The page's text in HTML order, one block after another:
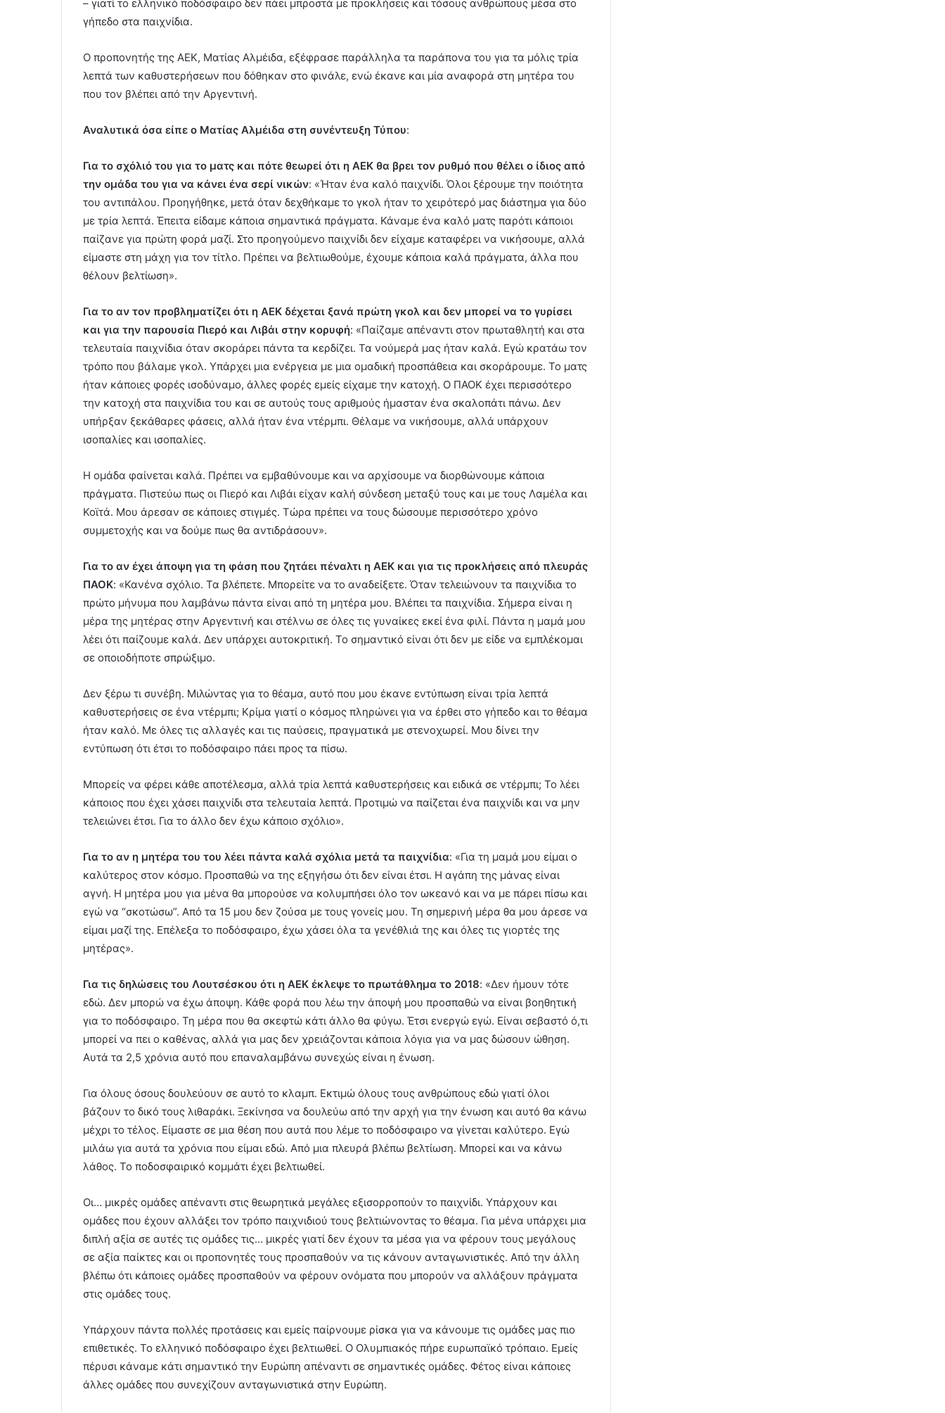
– γιατί το ελληνικό ποδόσφαιρο δεν πάει μπροστά με προκλήσεις και τόσους ανθρώπους μέσα στο
γήπεδο στα παιχνίδια.
Ο προπονητής της ΑΕΚ, Ματίας Αλμέιδα, εξέφρασε παράλληλα τα παράπονα του για τα μόλις τρία
λεπτά των καθυστερήσεων που δόθηκαν στο φινάλε, ενώ έκανε και μία αναφορά στη μητέρα του
που τον βλέπει από την Αργεντινή.
Αναλυτικά όσα είπε ο Ματίας Αλμέιδα στη συνέντευξη Τύπου:
Για το σχόλιό του για το ματς και πότε θεωρεί ότι η ΑΕΚ θα βρει τον ρυθμό που θέλει ο ίδιος από
την ομάδα του για να κάνει ένα σερί νικών: «Ήταν ένα καλό παιχνίδι. Όλοι ξέρουμε την ποιότητα
του αντιπάλου. Προηγήθηκε, μετά όταν δεχθήκαμε το γκολ ήταν το χειρότερό μας διάστημα για δύο
με τρία λεπτά. Έπειτα είδαμε κάποια σημαντικά πράγματα. Κάναμε ένα καλό ματς παρότι κάποιοι
παίζανε για πρώτη φορά μαζί. Στο προηγούμενο παιχνίδι δεν είχαμε καταφέρει να νικήσουμε, αλλά
είμαστε στη μάχη για τον τίτλο. Πρέπει να βελτιωθούμε, έχουμε κάποια καλά πράγματα, άλλα που
θέλουν βελτίωση».
Για το αν τον προβληματίζει ότι η ΑΕΚ δέχεται ξανά πρώτη γκολ και δεν μπορεί να το γυρίσει
και για την παρουσία Πιερό και Λιβάι στην κορυφή: «Παίζαμε απέναντι στον πρωταθλητή και στα
τελευταία παιχνίδια όταν σκοράρει πάντα τα κερδίζει. Τα νούμερά μας ήταν καλά. Εγώ κρατάω τον
τρόπο που βάλαμε γκολ. Υπάρχει μια ενέργεια με μια ομαδική προσπάθεια και σκοράρουμε. Το ματς
ήταν κάποιες φορές ισοδύναμο, άλλες φορές εμείς είχαμε την κατοχή. Ο ΠΑΟΚ έχει περισσότερο
την κατοχή στα παιχνίδια του και σε αυτούς τους αριθμούς ήμασταν ένα σκαλοπάτι πάνω. Δεν
υπήρξαν ξεκάθαρες φάσεις, αλλά ήταν ένα ντέρμπι. Θέλαμε να νικήσουμε, αλλά υπάρχουν
ισοπαλίες και ισοπαλίες.
Η ομάδα φαίνεται καλά. Πρέπει να εμβαθύνουμε και να αρχίσουμε να διορθώνουμε κάποια
πράγματα. Πιστεύω πως οι Πιερό και Λιβάι είχαν καλή σύνδεση μεταξύ τους και με τους Λαμέλα και
Κοϊτά. Μου άρεσαν σε κάποιες στιγμές. Τώρα πρέπει να τους δώσουμε περισσότερο χρόνο
συμμετοχής και να δούμε πως θα αντιδράσουν».
Για το αν έχει άποψη για τη φάση που ζητάει πέναλτι η ΑΕΚ και για τις προκλήσεις από πλευράς
ΠΑΟΚ: «Κανένα σχόλιο. Τα βλέπετε. Μπορείτε να το αναδείξετε. Όταν τελειώνουν τα παιχνίδια το
πρώτο μήνυμα που λαμβάνω πάντα είναι από τη μητέρα μου. Βλέπει τα παιχνίδια. Σήμερα είναι η
μέρα της μητέρας στην Αργεντινή και στέλνω σε όλες τις γυναίκες εκεί ένα φιλί. Πάντα η μαμά μου
λέει ότι παίζουμε καλά. Δεν υπάρχει αυτοκριτική. Το σημαντικό είναι ότι δεν με είδε να εμπλέκομαι
σε οποιοδήποτε σπρώξιμο.
Δεν ξέρω τι συνέβη. Μιλώντας για το θέαμα, αυτό που μου έκανε εντύπωση είναι τρία λεπτά
καθυστερήσεις σε ένα ντέρμπι; Κρίμα γιατί ο κόσμος πληρώνει για να έρθει στο γήπεδο και το θέαμα
ήταν καλό. Με όλες τις αλλαγές και τις παύσεις, πραγματικά με στενοχωρεί. Μου δίνει την
εντύπωση ότι έτσι το ποδόσφαιρο πάει προς τα πίσω.
Μπορείς να φέρει κάθε αποτέλεσμα, αλλά τρία λεπτά καθυστερήσεις και ειδικά σε ντέρμπι; Το λέει
κάποιος που έχει χάσει παιχνίδι στα τελευταία λεπτά. Προτιμώ να παίζεται ένα παιχνίδι και να μην
τελειώνει έτσι. Για το άλλο δεν έχω κάποιο σχόλιο».
Για το αν η μητέρα του του λέει πάντα καλά σχόλια μετά τα παιχνίδια: «Για τη μαμά μου είμαι ο
καλύτερος στον κόσμο. Προσπαθώ να της εξηγήσω ότι δεν είναι έτσι. Η αγάπη της μάνας είναι
αγνή. Η μητέρα μου για μένα θα μπορούσε να κολυμπήσει όλο τον ωκεανό και να με πάρει πίσω και
εγώ να “σκοτώσω”. Από τα 15 μου δεν ζούσα με τους γονείς μου. Τη σημερινή μέρα θα μου άρεσε να
είμαι μαζί της. Επέλεξα το ποδόσφαιρο, έχω χάσει όλα τα γενέθλιά της και όλες τις γιορτές της
μητέρας».
Για τις δηλώσεις του Λουτσέσκου ότι η ΑΕΚ έκλεψε το πρωτάθλημα το 2018: «Δεν ήμουν τότε
εδώ. Δεν μπορώ να έχω άποψη. Κάθε φορά που λέω την άποψή μου προσπαθώ να είναι βοηθητική
για το ποδόσφαιρο. Τη μέρα που θα σκεφτώ κάτι άλλο θα φύγω. Έτσι ενεργώ εγώ. Είναι σεβαστό ό,τι
μπορεί να πει ο καθένας, αλλά για μας δεν χρειάζονται κάποια λόγια για να μας δώσουν ώθηση.
Αυτά τα 2,5 χρόνια αυτό που επαναλαμβάνω συνεχώς είναι η ένωση.
Για όλους όσους δουλεύουν σε αυτό το κλαμπ. Εκτιμώ όλους τους ανθρώπους εδώ γιατί όλοι
βάζουν το δικό τους λιθαράκι. Ξεκίνησα να δουλεύω από την αρχή για την ένωση και αυτό θα κάνω
μέχρι το τέλος. Είμαστε σε μια θέση που αυτά που λέμε το ποδόσφαιρο να γίνεται καλύτερο. Εγώ
μιλάω για αυτά τα χρόνια που είμαι εδώ. Από μια πλευρά βλέπω βελτίωση. Μπορεί και να κάνω
λάθος. Το ποδοσφαιρικό κομμάτι έχει βελτιωθεί.
Οι… μικρές ομάδες απέναντι στις θεωρητικά μεγάλες εξισορροπούν το παιχνίδι. Υπάρχουν και
ομάδες που έχουν αλλάξει τον τρόπο παιχνιδιού τους βελτιώνοντας το θέαμα. Για μένα υπάρχει μια
διπλή αξία σε αυτές τις ομάδες τις… μικρές γιατί δεν έχουν τα μέσα για να φέρουν τους μεγάλους
σε αξία παίκτες και οι προπονητές τους προσπαθούν να τις κάνουν ανταγωνιστικές. Από την άλλη
βλέπω ότι κάποιες ομάδες προσπαθούν να φέρουν ονόματα που μπορούν να αλλάξουν πράγματα
στις ομάδες τους.
Υπάρχουν πάντα πολλές προτάσεις και εμείς παίρνουμε ρίσκα για να κάνουμε τις ομάδες μας πιο
επιθετικές. Το ελληνικό ποδόσφαιρο έχει βελτιωθεί. Ο Ολυμπιακός πήρε ευρωπαϊκό τρόπαιο. Εμείς
πέρυσι κάναμε κάτι σημαντικό την Ευρώπη απέναντι σε σημαντικές ομάδες. Φέτος είναι κάποιες
άλλες ομάδες που συνεχίζουν ανταγωνιστικά στην Ευρώπη.